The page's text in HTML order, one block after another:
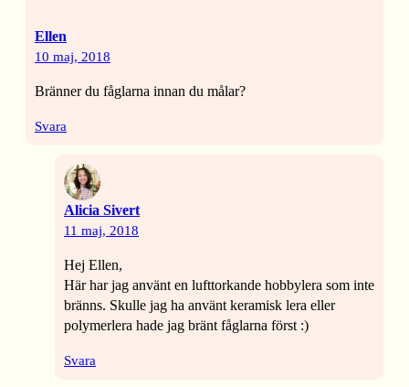
Ellen
10 maj, 2018
Bränner du fåglarna innan du målar?
Svara
Alicia Sivert
11 maj, 2018
Hej Ellen,
Här har jag använt en lufttorkande hobbylera som inte
bränns. Skulle jag ha använt keramisk lera eller
polymerlera hade jag bränt fåglarna först :)
Svara